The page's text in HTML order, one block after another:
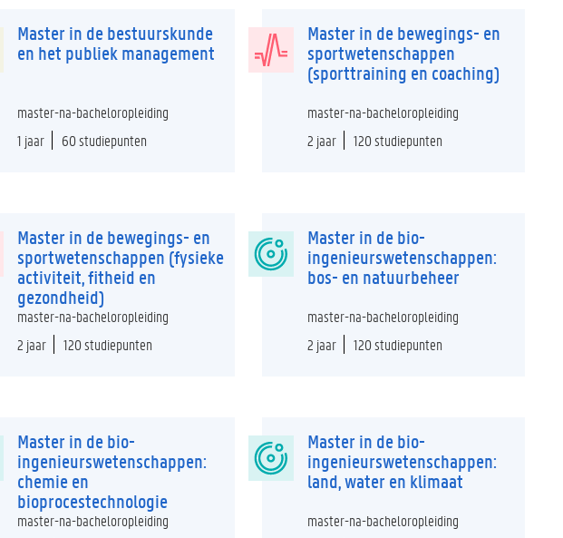
Master in de bestuurskunde
en het publiek management
master-na-bacheloropleiding
1 jaar
60 studiepunten
Master in de bewegings- en
sportwetenschappen
(sporttraining en coaching)
master-na-bacheloropleiding
2 jaar
120 studiepunten
Master in de bewegings- en
sportwetenschappen (fysieke
activiteit, fitheid en
gezondheid)
master-na-bacheloropleiding
2 jaar
120 studiepunten
Master in de bio-
ingenieurswetenschappen:
bos- en natuurbeheer
master-na-bacheloropleiding
2 jaar
120 studiepunten
Master in de bio-
ingenieurswetenschappen:
chemie en
bioprocestechnologie
master-na-bacheloropleiding
Master in de bio-
ingenieurswetenschappen:
land, water en klimaat
master-na-bacheloropleiding